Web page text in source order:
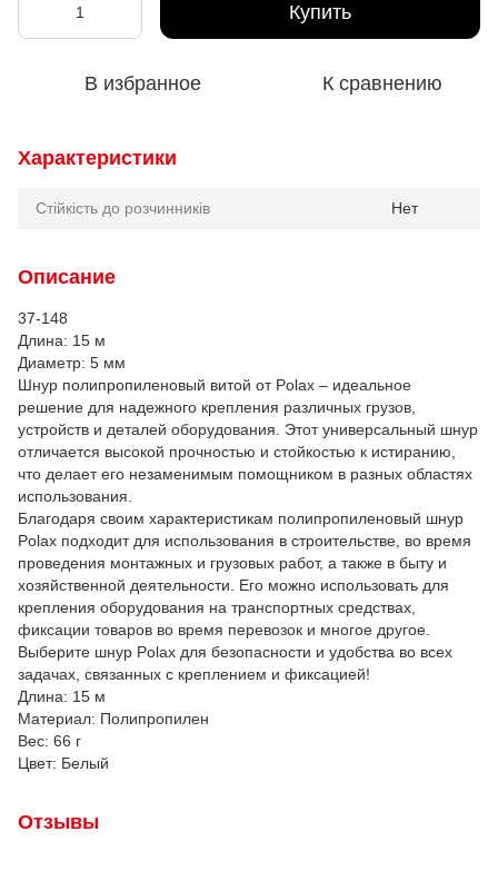
Купить
В избранное К сравнению
Характеристики
Стійкість до розчинників Нет
Описание
37-148
Длина: 15 м
Диаметр: 5 мм
Шнур полипропиленовый витой от Polax – идеальное
решение для надежного крепления различных грузов,
устройств и деталей оборудования. Этот универсальный шнур
отличается высокой прочностью и стойкостью к истиранию,
что делает его незаменимым помощником в разных областях
использования.
Благодаря своим характеристикам полипропиленовый шнур
Polax подходит для использования в строительстве, во время
проведения монтажных и грузовых работ, а также в быту и
хозяйственной деятельности. Его можно использовать для
крепления оборудования на транспортных средствах,
фиксации товаров во время перевозок и многое другое.
Выберите шнур Polax для безопасности и удобства во всех
задачах, связанных с креплением и фиксацией!
Длина: 15 м
Материал: Полипропилен
Вес: 66 г
Цвет: Белый
Отзывы